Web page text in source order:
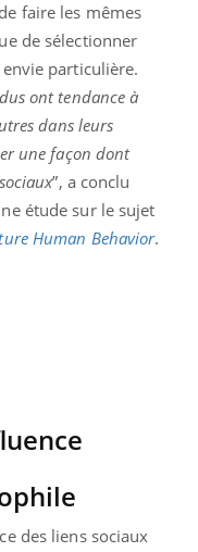
faire les mêmes
de sélectionner
particulière.
ont tendance à
dans leurs
une façon dont
”, a conclu
étude sur le sujet
Human Behavior.
des liens sociaux